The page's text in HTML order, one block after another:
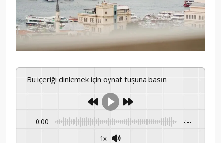
Bu içeriği dinlemek için oynat tuşuna basın
0:00 -:--
1x